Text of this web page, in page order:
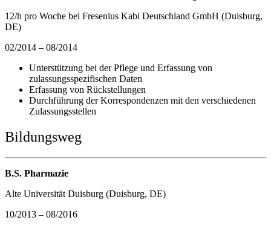
12/h pro Woche bei Fresenius Kabi Deutschland GmbH (Duisburg,
DE)
02/2014 – 08/2014
Unterstützung bei der Pflege und Erfassung von
zulassungsspezifischen Daten
Erfassung von Rückstellungen
Durchführung der Korrespondenzen mit den verschiedenen
Zulassungsstellen
Bildungsweg
B.S. Pharmazie
Alte Universität Duisburg (Duisburg, DE)
10/2013 – 08/2016